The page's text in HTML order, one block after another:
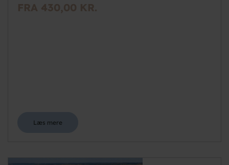
FRA 430,00 KR.
Læs mere